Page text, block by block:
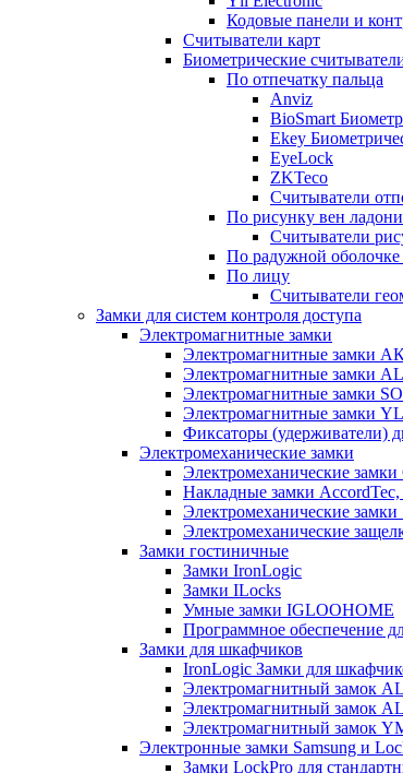
Кодовые панели и
Считыватели карт
Биометрические
По отпечатку пальца
Anviz
BioSmart
Ekey
EyeLock
ZKTeco
Считыватели
По рисунку вен ладони
Считыватели
По радужной оболочке
По лицу
Считыватели
Замки для систем контроля доступа
Электромагнитные замки
Электромагнитные замки
Электромагнитные замки
Электромагнитные замки
Электромагнитные замки
Фиксаторы (удерживатели)
Электромеханические замки
Электромеханические замки
Накладные замки
Электромеханические
Электромеханические
Замки гостиничные
Замки IronLogic
Замки ILocks
Умные замки IGLOOHOME
Программное обеспечение
Замки для шкафчиков
IronLogic Замки для
Электромагнитный замок
Электромагнитный замок
Электромагнитный замок
Электронные замки Samsung и
Замки LockPro для